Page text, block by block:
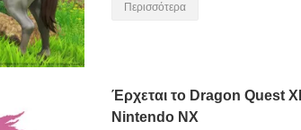
Περισσότερα
Έρχεται το Dragon Quest
Nintendo NX